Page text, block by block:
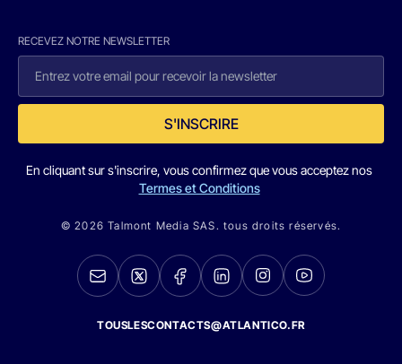
RECEVEZ NOTRE NEWSLETTER
S'INSCRIRE
En cliquant sur s'inscrire, vous confirmez que vous acceptez nos
Termes et Conditions
© 2026 Talmont Media SAS. tous droits réservés.
TOUSLESCONTACTS@ATLANTICO.FR